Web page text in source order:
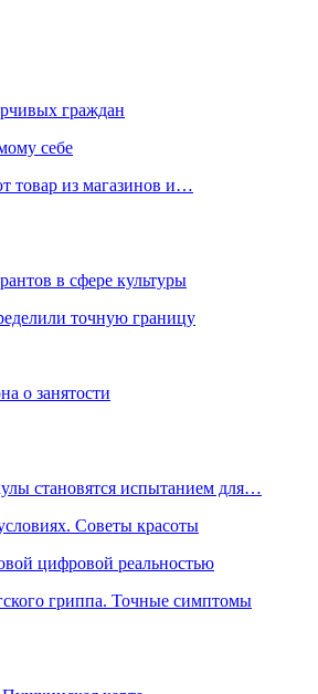
граждан
себе
товар из магазинов и…
в сфере культуры
точную границу
о занятости
становятся испытанием для…
Советы красоты
цифровой реальностью
гриппа. Точные симптомы